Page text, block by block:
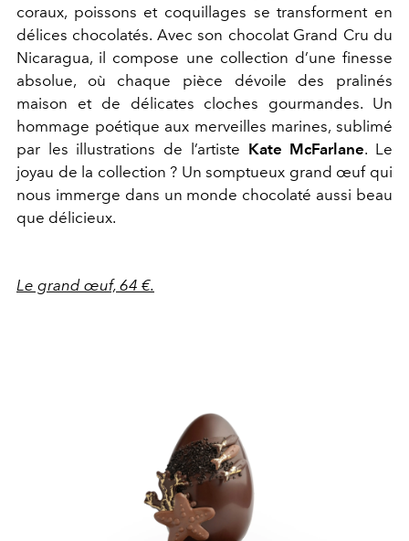
coraux, poissons et coquillages se transforment en
délices chocolatés. Avec son chocolat Grand Cru du
Nicaragua, il compose une collection d’une finesse
absolue, où chaque pièce dévoile des pralinés
maison et de délicates cloches gourmandes. Un
hommage poétique aux merveilles marines, sublimé
par les illustrations de l’artiste Kate McFarlane. Le
joyau de la collection ? Un somptueux grand œuf qui
nous immerge dans un monde chocolaté aussi beau
que délicieux.
Le grand œuf, 64 €.